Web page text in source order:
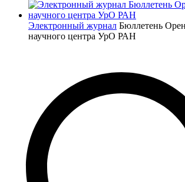
Электронный журнал Бюллетень
научного центра УрО РАН